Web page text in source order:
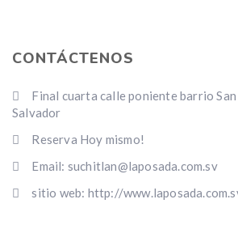
CONTÁCTENOS
Final cuarta calle poniente barrio
Salvador
Reserva Hoy mismo!
Email: suchitlan@laposada.com.sv
sitio web: http://